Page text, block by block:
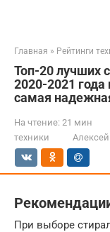
Главная » Рейтинги
Топ-20 лучших
2020-2021 года
самая
На чтение: 21 мин
техники
При выборе